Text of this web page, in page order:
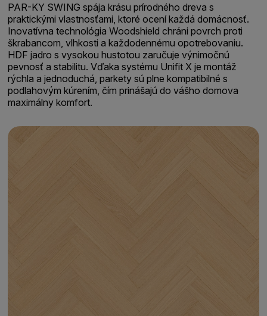
PAR-KY SWING spája krásu prírodného dreva s
praktickými vlastnosťami, ktoré ocení každá domácnosť.
Inovatívna technológia Woodshield chráni povrch proti
škrabancom, vlhkosti a každodennému opotrebovaniu.
HDF jadro s vysokou hustotou zaručuje výnimočnú
pevnosť a stabilitu. Vďaka systému Unifit X je montáž
rýchla a jednoduchá, parkety sú plne kompatibilné s
podlahovým kúrením, čím prinášajú do vášho domova
maximálny komfort.